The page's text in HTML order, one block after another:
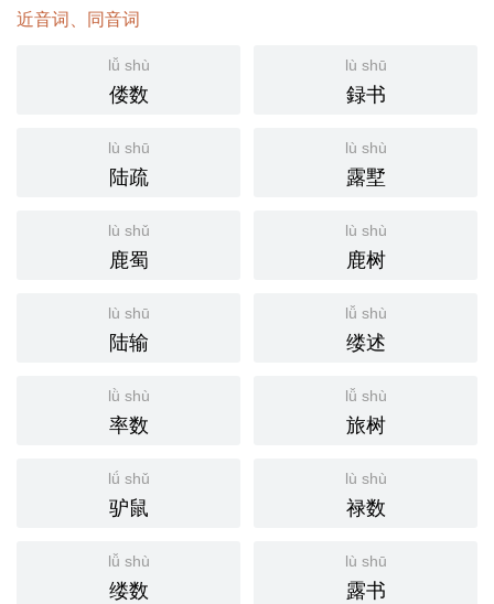
近音词、同音词
lǚ shù
偻数
lù shū
録书
lù shū
陆疏
lù shù
露墅
lù shǔ
鹿蜀
lù shù
鹿树
lù shū
陆输
lǚ shù
缕述
lǜ shù
率数
lǚ shù
旅树
lǘ shǔ
驴鼠
lù shù
禄数
lǚ shù
缕数
lù shū
露书